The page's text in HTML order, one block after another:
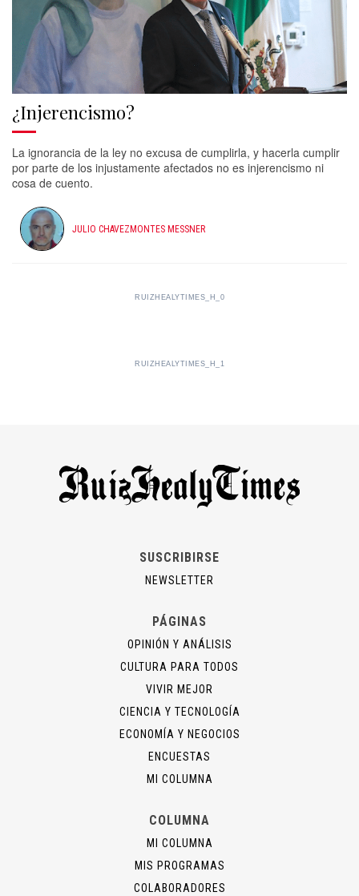
¿Injerencismo?
La ignorancia de la ley no excusa de cumplirla, y hacerla cumplir
por parte de los injustamente afectados no es injerencismo ni
cosa de cuento.
JULIO CHAVEZMONTES MESSNER
RUIZHEALYTIMES_H_0
RUIZHEALYTIMES_H_1
SUSCRIBIRSE
NEWSLETTER
PÁGINAS
OPINIÓN Y ANÁLISIS
CULTURA PARA TODOS
VIVIR MEJOR
CIENCIA Y TECNOLOGÍA
ECONOMÍA Y NEGOCIOS
ENCUESTAS
MI COLUMNA
COLUMNA
MI COLUMNA
MIS PROGRAMAS
COLABORADORES